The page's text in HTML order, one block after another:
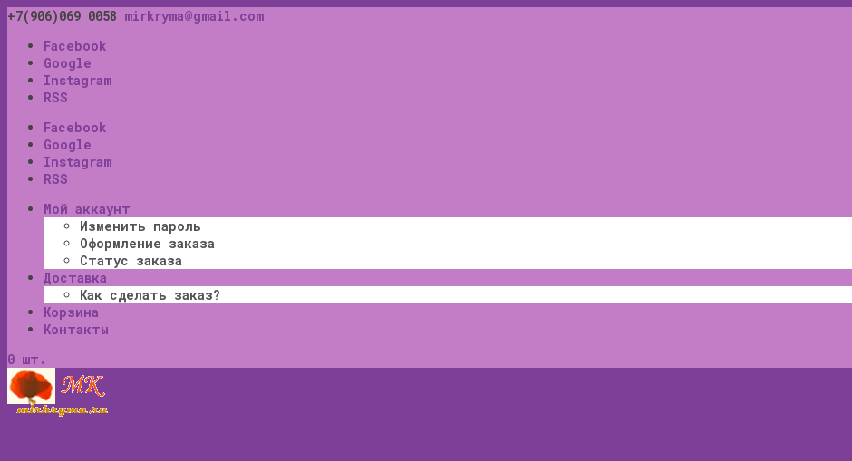
+7(906)069 0058 mirkryma@gmail.com
Facebook
Google
Instagram
RSS
Facebook
Google
Instagram
RSS
Мой аккаунт
Изменить пароль
Оформление заказа
Статус заказа
Доставка
Как сделать заказ?
Корзина
Контакты
0 шт.